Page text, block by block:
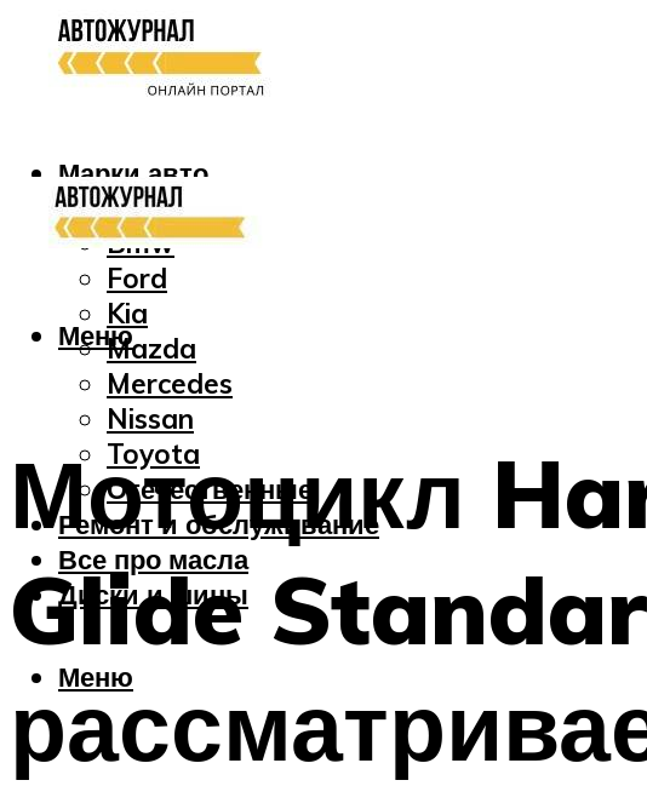
Марки авто
Audi
Bmw
Ford
Kia
Mazda
Mercedes
Nissan
Toyota
Отечественные
Ремонт и обслуживание
Все про масла
Диски и шины
Меню
Меню
Мотоцикл
Glide